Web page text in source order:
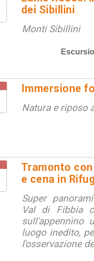
dei Sibillini
Monti Sibillini
Immersione
Natura e riposo
Tramonto
e cena in
Super
Val di Fibbia
sull'appennino
luogo inedito,
l'osservazione